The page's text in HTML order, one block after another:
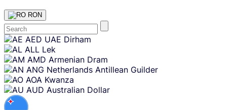
RON
Skip
content
AED UAE Dirham
ALL Lek
AMD Armenian Dram
ANG Netherlands Antillean Guilder
AOA Kwanza
AUD Australian Dollar